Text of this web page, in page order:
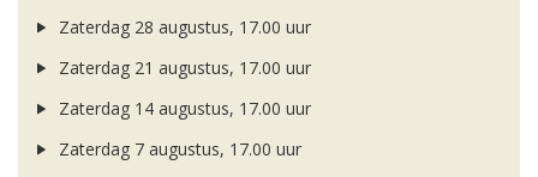
Zaterdag 28 augustus, 17.00 uur
Zaterdag 21 augustus, 17.00 uur
Zaterdag 14 augustus, 17.00 uur
Zaterdag 7 augustus, 17.00 uur